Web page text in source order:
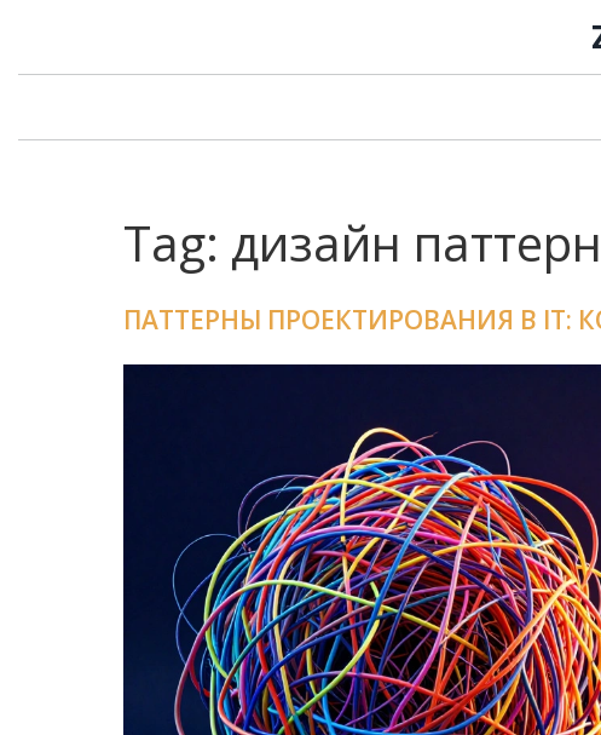
Tag: дизайн
ПАТТЕРНЫ ПРОЕКТИРОВАНИЯ В IT: